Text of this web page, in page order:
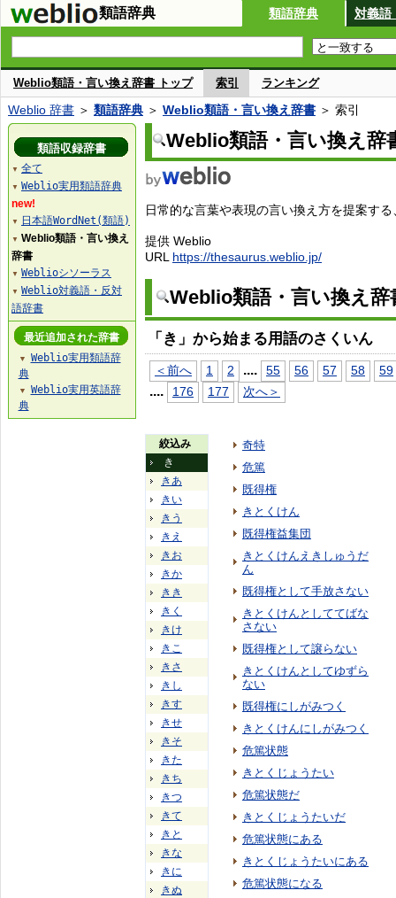
類語辞典 類語辞典 対義語
Weblio類語・言い換え辞書 トップ 索引 ランキング
Weblio 辞書 ＞ 類語辞典 ＞ Weblio類語・言い換え辞書 ＞ 索引
Weblio類語・言い換え辞
日常的な言葉や表現の言い換え方を提案す
提供 Weblio
URL https://thesaurus.weblio.jp/
Weblio類語・言い換え
「き」から始まる用語のさくいん
＜前へ 1 2 .... 55 56 57 58 59
.... 176 177 次へ＞
絞込み
き
きあ
きい
きう
きえ
きお
きか
きき
きく
きけ
きこ
きさ
きし
きす
きせ
きそ
きた
きち
きつ
きて
きと
きな
きに
きぬ
奇特
危篤
既得権
きとくけん
既得権益集団
きとくけんえきしゅうだ
ん
既得権として手放さない
きとくけんとしててばな
さない
既得権として譲らない
きとくけんとしてゆずら
ない
既得権にしがみつく
きとくけんにしがみつく
危篤状態
きとくじょうたい
危篤状態だ
きとくじょうたいだ
危篤状態にある
きとくじょうたいにある
危篤状態になる
類語収録辞書
▼ 全て
▼ Weblio実用類語辞典
new!
▼ 日本語WordNet(類語)
▼ Weblio類語・言い換え
辞書
▼ Weblioシソーラス
▼ Weblio対義語・反対
語辞書
最近追加された辞書
▼
Weblio実用類語辞
典
▼
Weblio実用英語辞
典